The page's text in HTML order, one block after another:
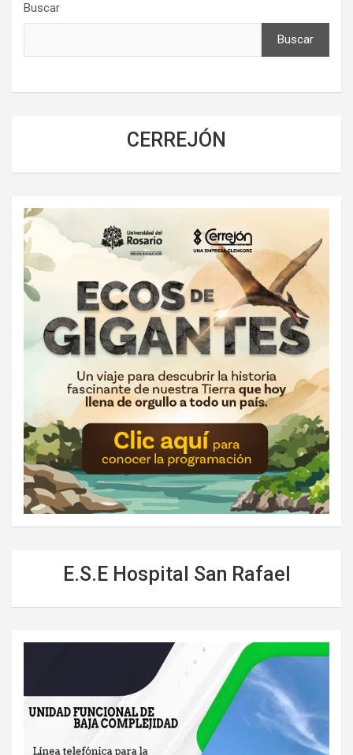
Buscar
Buscar
CERREJÓN
E.S.E Hospital San Rafael